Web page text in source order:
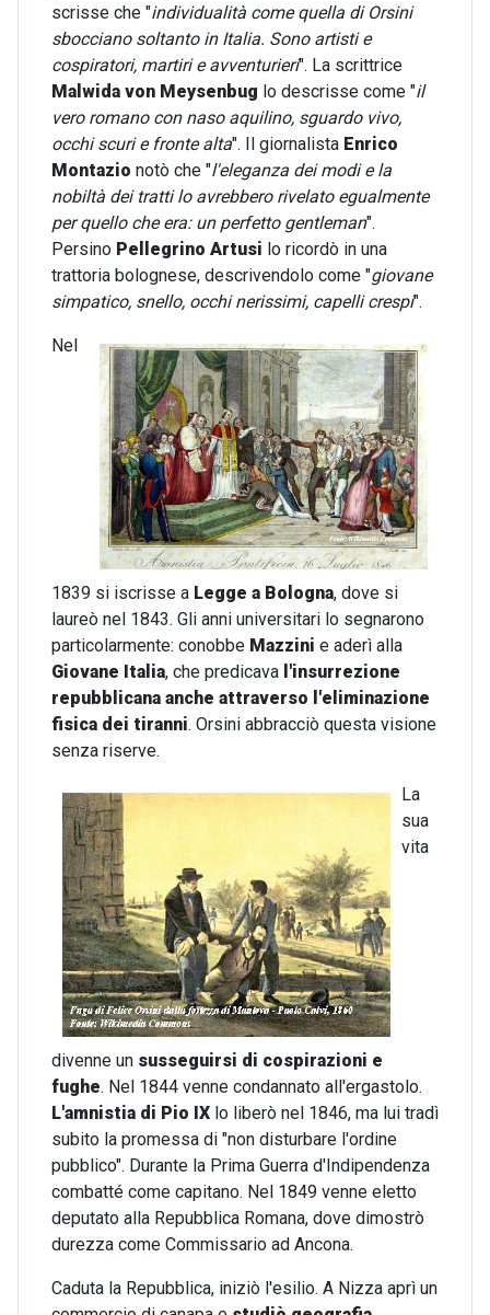
scrisse che "individualità come quella di Orsini
sbocciano soltanto in Italia. Sono artisti e
cospiratori, martiri e avventurieri". La scrittrice
Malwida von Meysenbug lo descrisse come "il
vero romano con naso aquilino, sguardo vivo,
occhi scuri e fronte alta". Il giornalista Enrico
Montazio notò che "l'eleganza dei modi e la
nobiltà dei tratti lo avrebbero rivelato egualmente
per quello che era: un perfetto gentleman".
Persino Pellegrino Artusi lo ricordò in una
trattoria bolognese, descrivendolo come "giovane
simpatico, snello, occhi nerissimi, capelli crespi".
Nel
1839 si iscrisse a Legge a Bologna, dove si
laureò nel 1843. Gli anni universitari lo segnarono
particolarmente: conobbe Mazzini e aderì alla
Giovane Italia, che predicava l'insurrezione
repubblicana anche attraverso l'eliminazione
fisica dei tiranni. Orsini abbracciò questa visione
senza riserve.
La
sua
vita
divenne un susseguirsi di cospirazioni e
fughe. Nel 1844 venne condannato all'ergastolo.
L'amnistia di Pio IX lo liberò nel 1846, ma lui tradì
subito la promessa di "non disturbare l'ordine
pubblico". Durante la Prima Guerra d'Indipendenza
combatté come capitano. Nel 1849 venne eletto
deputato alla Repubblica Romana, dove dimostrò
durezza come Commissario ad Ancona.
Caduta la Repubblica, iniziò l'esilio. A Nizza aprì un